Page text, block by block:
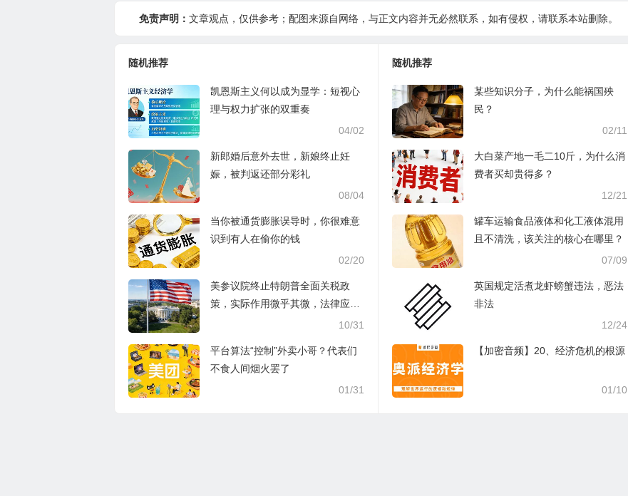
免责声明： 文章观点，仅供参考；配图来源自网络，与正文内容并无必然联系，如有侵权，请联系本站删除。
随机推荐
凯恩斯主义何以成为显学：短视心
理与权力扩张的双重奏
04/02
新郎婚后意外去世，新娘终止妊
娠，被判返还部分彩礼
08/04
当你被通货膨胀误导时，你很难意
识到有人在偷你的钱
02/20
美参议院终止特朗普全面关税政
策，实际作用微乎其微，法律应支
10/31
平台算法“控制”外卖小哥？代表们
不食人间烟火罢了
01/31
随机推荐
某些知识分子，为什么能祸国殃
民？
02/11
大白菜产地一毛二10斤，为什么消
费者买却贵得多？
12/21
罐车运输食品液体和化工液体混用
且不清洗，该关注的核心在哪里？
07/09
英国规定活煮龙虾螃蟹违法，恶法
非法
12/24
【加密音频】20、经济危机的根源
01/10